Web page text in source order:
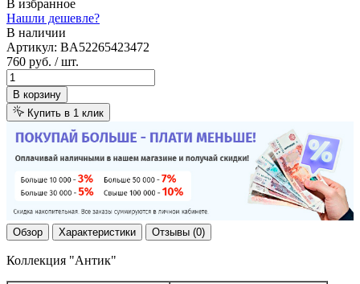
В избранное
Нашли дешевле?
В наличии
Артикул: BA52265423472
760 руб. / шт.
В корзину
Купить в 1 клик
Обзор Характеристики Отзывы (0)
Коллекция "Антик"